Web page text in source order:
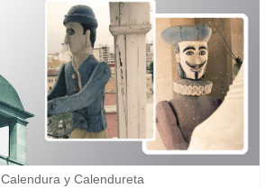
Calendura y Calendureta